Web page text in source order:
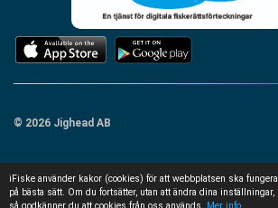
iFiske använder kakor (cookies) för att webbplatsen ska fungera
på bästa sätt. Om du fortsätter, utan att ändra dina inställningar,
så godkänner du att cookies från oss används.
Mer info...
© 2026 Jighead AB